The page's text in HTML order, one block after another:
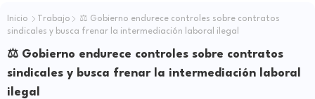
Inicio Trabajo
⚖️ Gobierno endurece controles sobre contratos
sindicales y busca frenar la intermediación laboral ilegal
⚖️ Gobierno endurece controles sobre contratos
sindicales y busca frenar la intermediación laboral
ilegal